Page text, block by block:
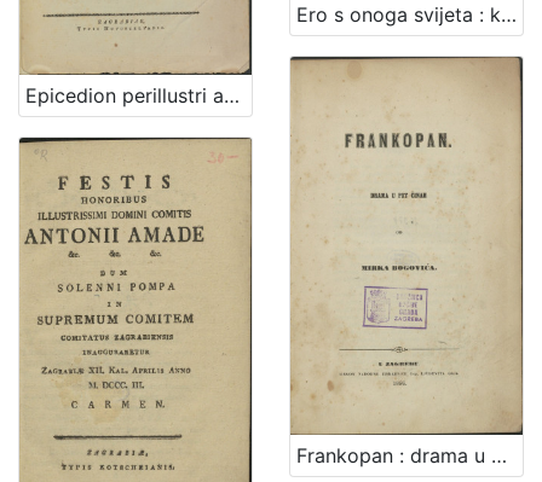
Epicedion perillustri ac generoso ... Josipovich Stephano ... anno aetatis suae 28 inexpleto post diuturnam infirmitatem die 20 Februarii anno 1805 vivis erepto Zagrabiae / per Titum Brezovatsky praeb. tituli Sancti Joannis Baptistae adornatum
Ero s onoga svijeta : komična opera u tri čina / po narodnoj priči spjevao Milan Begović ; [uglazbio] Jakov Gotovac
Frankopan : drama u pet činah / od Mirka Bogovića